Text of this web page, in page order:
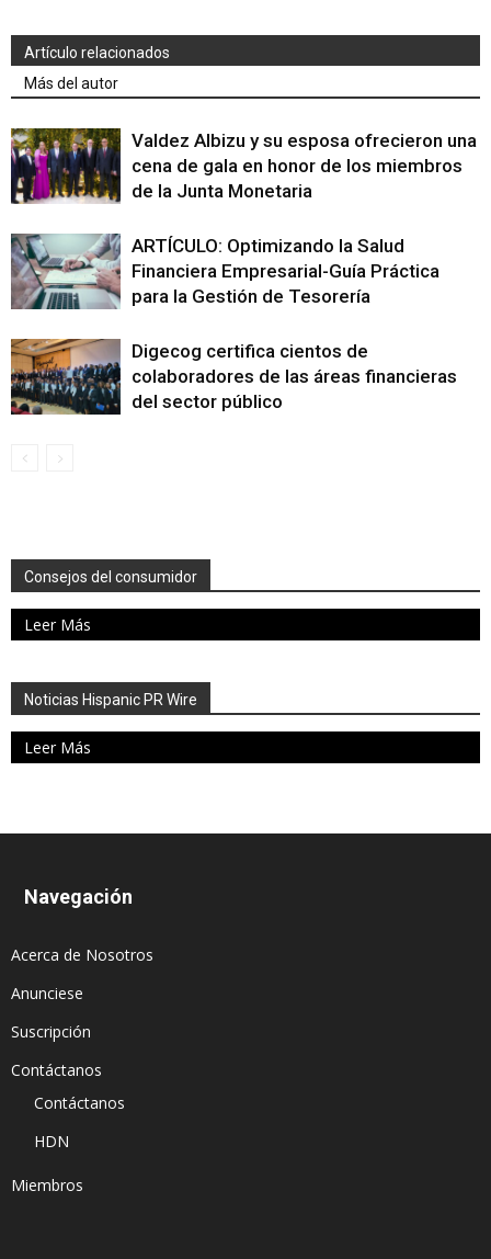
Artículo relacionados
Más del autor
Valdez Albizu y su esposa ofrecieron una
cena de gala en honor de los miembros
de la Junta Monetaria
ARTÍCULO: Optimizando la Salud
Financiera Empresarial-Guía Práctica
para la Gestión de Tesorería
Digecog certifica cientos de
colaboradores de las áreas financieras
del sector público
Consejos del consumidor
Leer Más
Noticias Hispanic PR Wire
Leer Más
Navegación
Acerca de Nosotros
Anunciese
Suscripción
Contáctanos
Contáctanos
HDN
Miembros